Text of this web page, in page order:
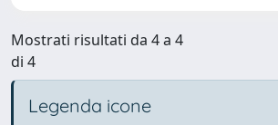
Mostrati risultati da 4 a 4
di 4
Legenda icone